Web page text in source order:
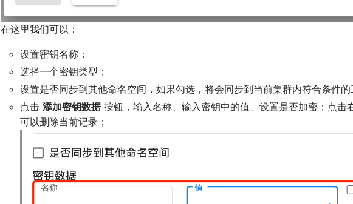
在这里我们可以：
设置密钥名称；
选择一个密钥类型；
设置是否同步到其他命名空间，如果勾选，将会同步到当前集群内符合条件的
点击 添加密钥数据按钮，输入名称、输入密钥中的值、设置是否加密；点击
可以删除当前记录；